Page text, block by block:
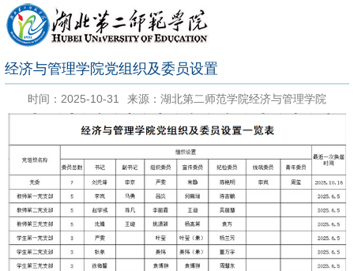
经济与管理学院党组织及委员设置
时间：2025-10-31 来源：湖北第二师范学院经济与管理学院